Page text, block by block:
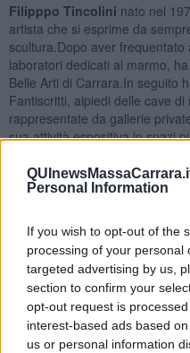
Personal Information
If you wish to opt-out of the
processing of your personal
targeted advertising by us,
section to confirm your
opt-out request is
interest-based ads based
us or personal information
Filipppo Tincolini nato nel
artista che si esprime da
scultura.Dopo aver
laboratori dedicati al marmo, ha
Belle Arti di Carrara.In seguito
Fantiscritti, aipiedi delle cave
rappresentate da gallerie
sua attività espositiva in spazi
installazione è stata quella che
la grande scultura
piazzetta.Spesso è chiamato a
dinuove tecnologie applicate al
Come scrive il curatore della
“Analizzando le sue opere e
immediatamente palese che ci
possiede una conoscenza
percorso formativo
lo accompagnano ancora